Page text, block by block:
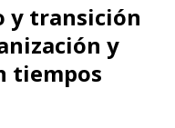
y transición
y
tiempos